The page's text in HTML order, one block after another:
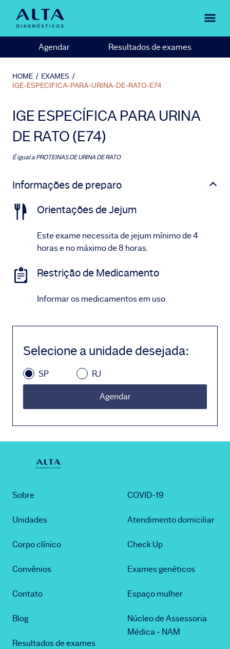
Agendar Resultados de exames
HOME / EXAMES /
IGE-ESPECIFICA-PARA-URINA-DE-RATO-E74
IGE ESPECÍFICA PARA URINA
DE RATO (E74)
É igual aPROTEINAS DE URINA DE RATO
Informações de preparo
Orientações de Jejum
Este exame necessita de jejum mínimo de 4
horas e no máximo de 8 horas.
Restrição de Medicamento
Informar os medicamentos em uso.
Selecione a unidade desejada:
SP RJ
Agendar
Sobre
Unidades
Corpo clínico
Convênios
Contato
Blog
Resultados de exames
COVID-19
Atendimento domiciliar
Check Up
Exames genéticos
Espaço mulher
Núcleo de Assessoria
Médica - NAM